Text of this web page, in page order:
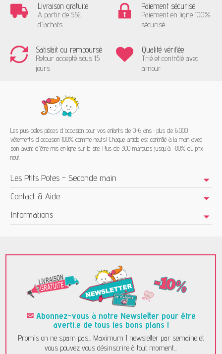
Livraison gratuite
A partir de 55€
d'achats
Paiement sécurisé
Paiement en ligne 100%
sécurisé
Satisfait ou remboursé
Retour accepté sous 15
jours
Qualité vérifiée
Trié et contrôlé avec
amour
Les plus belles pièces d'occasion pour vos enfants de 0-6 ans : plus de 6.000
vêtements d'occasion 100% comme neufs! Chaque article est contrôlé à la main avec
soin avant d'être mis en ligne sur le site. Plus de 300 marques jusqu'à -80% du prix
neuf.
Les Ptits Potes - Seconde main
Contact & Aide
Informations
✉ Abonnez-vous à notre Newsletter pour être
averti.e de tous les bons plans !
Promis on ne spam pas... Maximum 1 newsletter par semaine et
vous pouvez vous désinscrire à tout moment...